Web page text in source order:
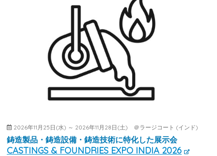
2026年11月25日(水) ～ 2026年11月28日(土) ＠ラージコート (インド)
鋳造製品・鋳造設備・鋳造技術に特化した展示会
CASTINGS & FOUNDRIES EXPO INDIA 2026